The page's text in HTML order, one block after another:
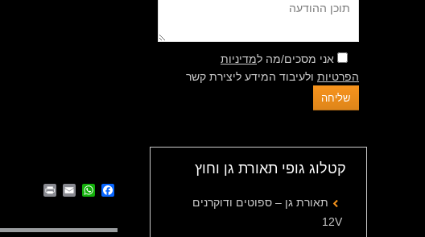
Facebook
WhatsApp
Email
אני מסכים/מה למדיניות
הפרטיות ולעיבוד המידע ליצירת קשר
קטלוג גופי תאורת גן וחוץ
תאורת גן – ספוטים ודוקרנים
12V